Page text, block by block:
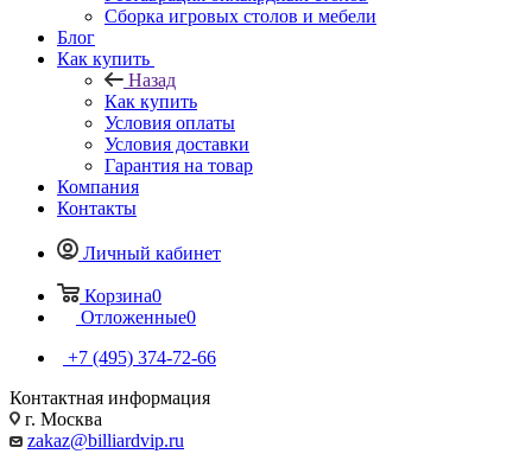
Сборка игровых столов и мебели
Блог
Как купить
Назад
Как купить
Условия оплаты
Условия доставки
Гарантия на товар
Компания
Контакты
Личный кабинет
Корзина0
Отложенные0
+7 (495) 374-72-66
Контактная информация
г. Москва
zakaz@billiardvip.ru